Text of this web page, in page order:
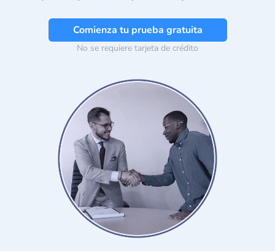
Comienza tu prueba gratuita
No se requiere tarjeta de crédito